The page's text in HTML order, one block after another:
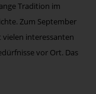
Tradition im
Zum September
interessanten
vor Ort. Das